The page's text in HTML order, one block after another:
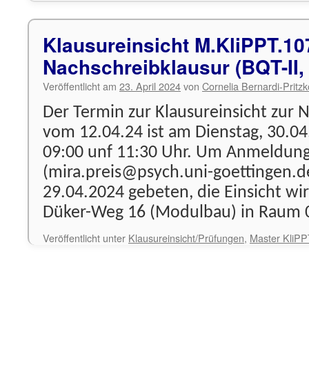
Klausureinsicht
Nachschreibklausur (BQT-II,
Veröffentlicht am 23. April 2024von Cornelia Bernardi-
Der Termin zur Klausureinsicht zur
vom 12.04.24 ist am Dienstag,
09:00 unf 11:30 Uhr. Um
(mira.preis@psych.uni-
29.04.2024 gebeten, die Einsicht
Düker-Weg 16 (Modulbau) in
Veröffentlicht unter Klausureinsicht/Prüfungen, Master